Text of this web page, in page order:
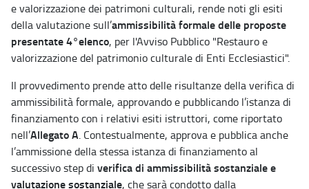
e valorizzazione dei patrimoni culturali, rende noti gli esiti
della valutazione sull’ammissibilità formale delle proposte
presentate 4°elenco, per l'Avviso Pubblico "Restauro e
valorizzazione del patrimonio culturale di Enti Ecclesiastici".
Il provvedimento prende atto delle risultanze della verifica di
ammissibilità formale, approvando e pubblicando l’istanza di
finanziamento con i relativi esiti istruttori, come riportato
nell’Allegato A. Contestualmente, approva e pubblica anche
l’ammissione della stessa istanza di finanziamento al
successivo step di verifica di ammissibilità sostanziale e
valutazione sostanziale, che sarà condotto dalla